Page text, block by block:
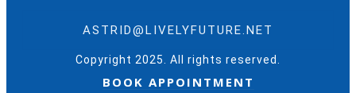
ASTRID@LIVELYFUTURE.NET
Copyright 2025. All rights reserved.
BOOK APPOINTMENT